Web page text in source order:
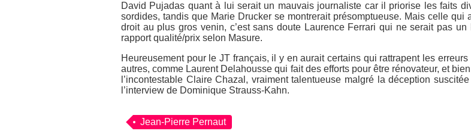
David Pujadas quant à lui serait un mauvais journaliste car il priorise les faits
sordides, tandis que Marie Drucker se montrerait présomptueuse. Mais celle qui
droit au plus gros venin, c’est sans doute Laurence Ferrari qui ne serait pas un
rapport qualité/prix selon Masure.
Heureusement pour le JT français, il y en aurait certains qui rattrapent les erreurs
autres, comme Laurent Delahousse qui fait des efforts pour être rénovateur, et
l’incontestable Claire Chazal, vraiment talentueuse malgré la déception
l’interview de Dominique Strauss-Kahn.
Jean-Pierre Pernaut